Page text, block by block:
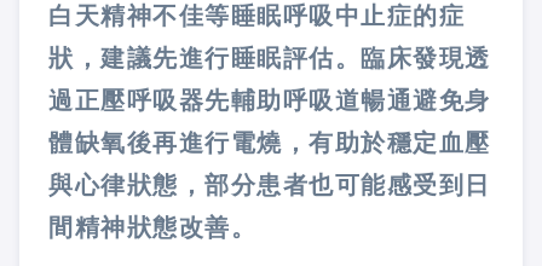
白天精神不佳等睡眠呼吸中止症的症
狀，建議先進行睡眠評估。臨床發現透
過正壓呼吸器先輔助呼吸道暢通避免身
體缺氧後再進行電燒，有助於穩定血壓
與心律狀態，部分患者也可能感受到日
間精神狀態改善。